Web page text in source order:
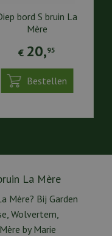
bord S bruin La
Mère
€ 20,95
Bestellen
La Mère
Mère? Bij Garden
Wolvertem,
by Marie